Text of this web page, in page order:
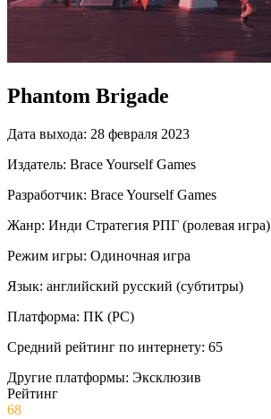
Phantom Brigade
Дата выхода: 28 февраля 2023
Издатель: Brace Yourself Games
Разработчик: Brace Yourself Games
Жанр: Инди Стратегия РПГ (ролевая игра)
Режим игры: Одиночная игра
Язык: английский русский (субтитры)
Платформа: ПК (PC)
Средний рейтинг по интернету: 65
Другие платформы: Эксклюзив
Рейтинг
68